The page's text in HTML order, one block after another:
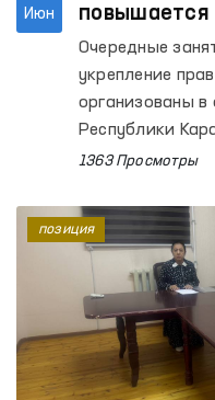
Июн
повышается
школьников
Очередные
укрепление
организованы
Республики
Ташкента. В
региональными
на местах,
учащихся.
1363 Просмотры
позиция